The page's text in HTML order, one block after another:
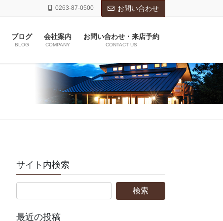
0263-87-0500 お問い合わせ
ブログ
BLOG
会社案内
COMPANY
お問い合わせ・来店予約
CONTACT US
サイト内検索
最近の投稿